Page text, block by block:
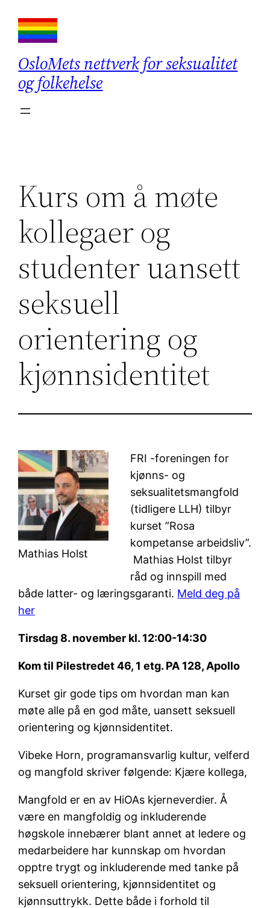
innhold
OsloMets nettverk for seksualitet
og folkehelse
Kurs om å møte
kollegaer og
studenter uansett
seksuell
orientering og
kjønnsidentitet
Mathias Holst
FRI -foreningen for
kjønns- og
seksualitetsmangfold
(tidligere LLH) tilbyr
kurset ”Rosa
kompetanse arbeidsliv”.
Mathias Holst tilbyr
råd og innspill med
både latter- og læringsgaranti. Meld deg på
her
Tirsdag 8. november kl. 12:00-14:30
Kom til Pilestredet 46, 1 etg. PA 128, Apollo
Kurset gir gode tips om hvordan man kan
møte alle på en god måte, uansett seksuell
orientering og kjønnsidentitet.
Vibeke Horn, programansvarlig kultur, velferd
og mangfold skriver følgende: Kjære kollega,
Mangfold er en av HiOAs kjerneverdier. Å
være en mangfoldig og inkluderende
høgskole innebærer blant annet at ledere og
medarbeidere har kunnskap om hvordan
opptre trygt og inkluderende med tanke på
seksuell orientering, kjønnsidentitet og
kjønnsuttrykk. Dette både i forhold til